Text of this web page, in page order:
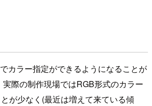
カラー指定ができるようになることが
際の制作現場ではRGB形式のカラー
が少なく(最近は増えて来ている傾